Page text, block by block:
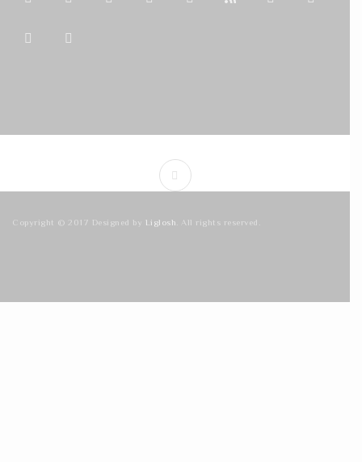
Copyright © 2017 Designed by Liglosh . All rights reserved.